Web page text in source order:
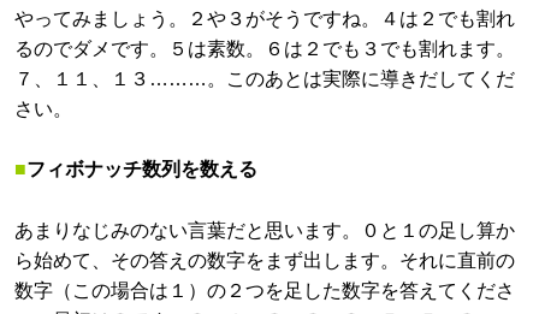
やってみましょう。２や３がそうですね。４は２でも割れ
るのでダメです。５は素数。６は２でも３でも割れます。
７、１１、１３………。このあとは実際に導きだしてくだ
さい。
■フィボナッチ数列を数える
あまりなじみのない言葉だと思います。０と１の足し算か
ら始めて、その答えの数字をまず出します。それに直前の
数字（この場合は１）の２つを足した数字を答えてくださ